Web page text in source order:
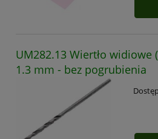
UM282.13 Wiertło widiowe
1.3 mm - bez pogrubienia